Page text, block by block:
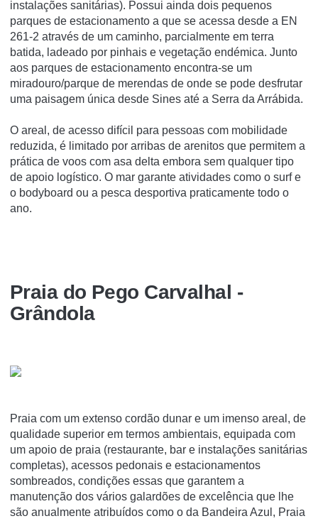
instalações sanitárias). Possui ainda dois pequenos
parques de estacionamento a que se acessa desde a EN
261-2 através de um caminho, parcialmente em terra
batida, ladeado por pinhais e vegetação endémica. Junto
aos parques de estacionamento encontra-se um
miradouro/parque de merendas de onde se pode desfrutar
uma paisagem única desde Sines até a Serra da Arrábida.
O areal, de acesso difícil para pessoas com mobilidade
reduzida, é limitado por arribas de arenitos que permitem a
prática de voos com asa delta embora sem qualquer tipo
de apoio logístico. O mar garante atividades como o surf e
o bodyboard ou a pesca desportiva praticamente todo o
ano.
Praia do Pego Carvalhal -
Grândola
Praia com um extenso cordão dunar e um imenso areal, de
qualidade superior em termos ambientais, equipada com
um apoio de praia (restaurante, bar e instalações sanitárias
completas), acessos pedonais e estacionamentos
sombreados, condições essas que garantem a
manutenção dos vários galardões de excelência que lhe
são anualmente atribuídos como o da Bandeira Azul, Praia